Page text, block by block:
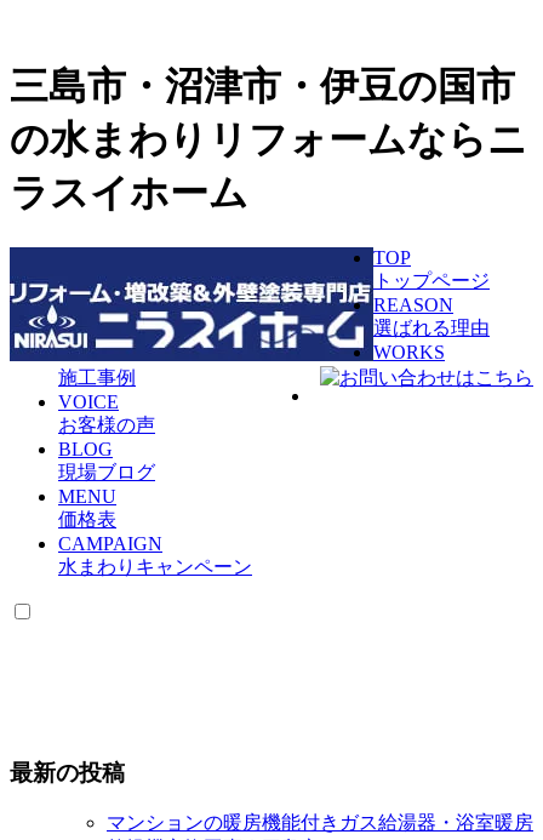
三島市・沼津市・伊豆の国市
の水まわりリフォームならニ
ラスイホーム
TOP
トップページ
REASON
選ばれる理由
WORKS
施工事例
VOICE
お客様の声
BLOG
現場ブログ
MENU
価格表
CAMPAIGN
水まわりキャンペーン
最新の投稿
マンションの暖房機能付きガス給湯器・浴室暖房